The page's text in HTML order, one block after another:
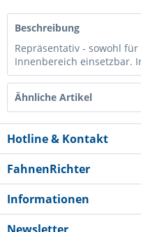
Beschreibung
Repräsentativ - sowohl
Innenbereich einsetzbar.
Ähnliche Artikel
Hotline & Kontakt
FahnenRichter
Informationen